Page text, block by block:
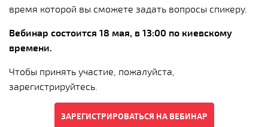
время которой вы сможете задать вопросы спикеру.
Вебинар состоится 18 мая, в 13:00 по киевскому
времени.
Чтобы принять участие, пожалуйста,
зарегистрируйтесь.